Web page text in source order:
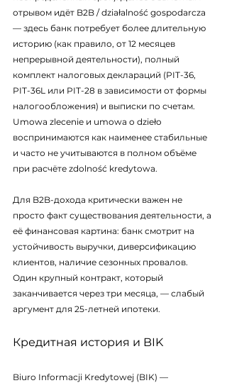
отрывом идёт B2B / działalność gospodarcza
— здесь банк потребует более длительную
историю (как правило, от 12 месяцев
непрерывной деятельности), полный
комплект налоговых деклараций (PIT-36,
PIT-36L или PIT-28 в зависимости от формы
налогообложения) и выписки по счетам.
Umowa zlecenie и umowa o dzieło
воспринимаются как наименее стабильные
и часто не учитываются в полном объёме
при расчёте zdolność kredytowa.
Для B2B-дохода критически важен не
просто факт существования деятельности, а
её финансовая картина: банк смотрит на
устойчивость выручки, диверсификацию
клиентов, наличие сезонных провалов.
Один крупный контракт, который
заканчивается через три месяца, — слабый
аргумент для 25-летней ипотеки.
Кредитная история и BIK
Biuro Informacji Kredytowej (BIK) —